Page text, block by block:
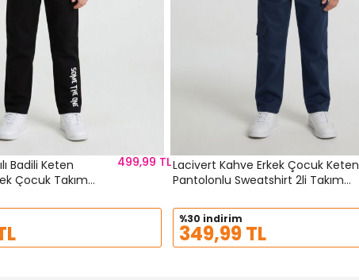
Badili Keten
Çocuk Takım
499,99 TLLacivert Kahve Erkek Çocuk Keten
Pantolonlu Sweatshirt 2li Takım
%30 indirim
349,99 TL